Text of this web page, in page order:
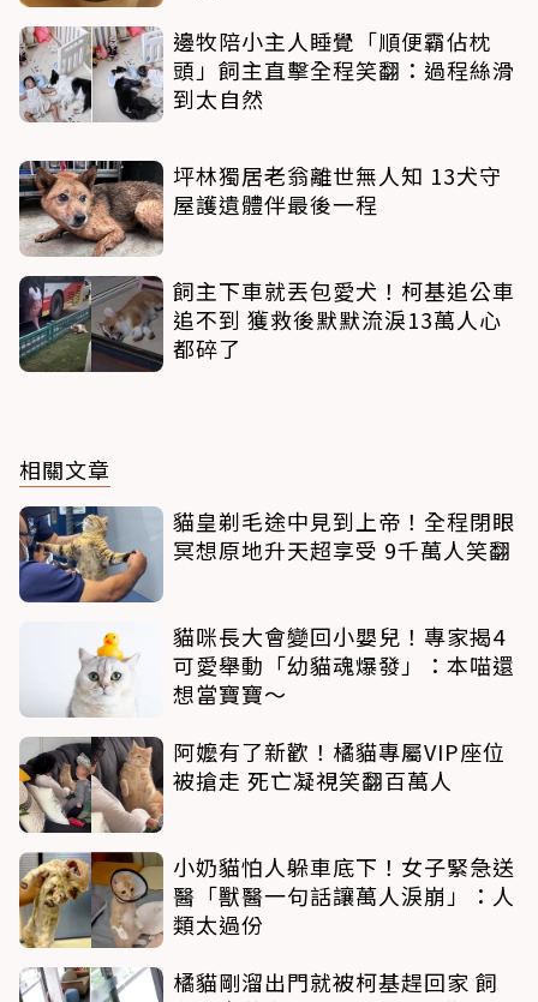
邊牧陪小主人睡覺「順便霸佔枕
頭」飼主直擊全程笑翻：過程絲滑
到太自然
坪林獨居老翁離世無人知 13犬守
屋護遺體伴最後一程
飼主下車就丟包愛犬！柯基追公車
追不到 獲救後默默流淚13萬人心
都碎了
相關文章
貓皇剃毛途中見到上帝！全程閉眼
冥想原地升天超享受 9千萬人笑翻
貓咪長大會變回小嬰兒！專家揭4
可愛舉動「幼貓魂爆發」：本喵還
想當寶寶～
阿嬤有了新歡！橘貓專屬VIP座位
被搶走 死亡凝視笑翻百萬人
小奶貓怕人躲車底下！女子緊急送
醫「獸醫一句話讓萬人淚崩」：人
類太過份
橘貓剛溜出門就被柯基趕回家 飼